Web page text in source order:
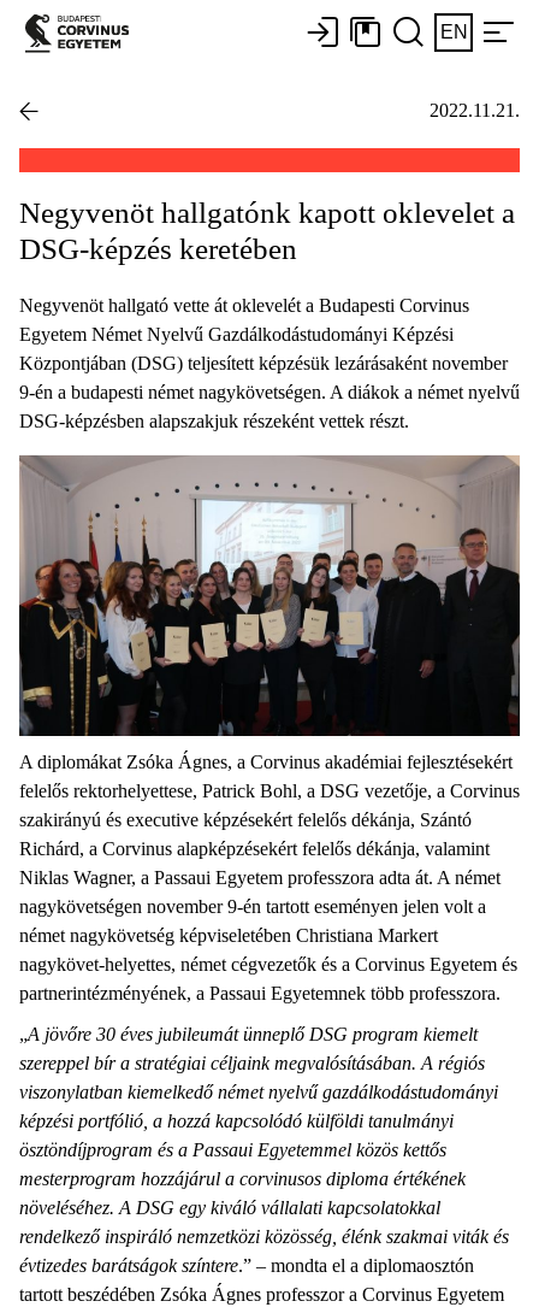
EN
2022.11.21.
Negyvenöt hallgatónk kapott oklevelet a
DSG-képzés keretében
Negyvenöt hallgató vette át oklevelét a Budapesti Corvinus
Egyetem Német Nyelvű Gazdálkodástudományi Képzési
Központjában (DSG) teljesített képzésük lezárásaként november
9-én a budapesti német nagykövetségen. A diákok a német nyelvű
DSG-képzésben alapszakjuk részeként vettek részt.
A diplomákat Zsóka Ágnes, a Corvinus akadémiai fejlesztésekért
felelős rektorhelyettese, Patrick Bohl, a DSG vezetője, a Corvinus
szakirányú és executive képzésekért felelős dékánja, Szántó
Richárd, a Corvinus alapképzésekért felelős dékánja, valamint
Niklas Wagner, a Passaui Egyetem professzora adta át. A német
nagykövetségen november 9-én tartott eseményen jelen volt a
német nagykövetség képviseletében Christiana Markert
nagykövet-helyettes, német cégvezetők és a Corvinus Egyetem és
partnerintézményének, a Passaui Egyetemnek több professzora.
„A jövőre 30 éves jubileumát ünneplő DSG program kiemelt
szereppel bír a stratégiai céljaink megvalósításában. A régiós
viszonylatban kiemelkedő német nyelvű gazdálkodástudományi
képzési portfólió, a hozzá kapcsolódó külföldi tanulmányi
ösztöndíjprogram és a Passaui Egyetemmel közös kettős
mesterprogram hozzájárul a corvinusos diploma értékének
növeléséhez. A DSG egy kiváló vállalati kapcsolatokkal
rendelkező inspiráló nemzetközi közösség, élénk szakmai viták és
évtizedes barátságok színtere.” – mondta el a diplomaosztón
tartott beszédében Zsóka Ágnes professzor a Corvinus Egyetem